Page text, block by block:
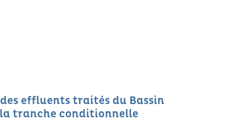
effluents traités du Bassin
tranche conditionnelle